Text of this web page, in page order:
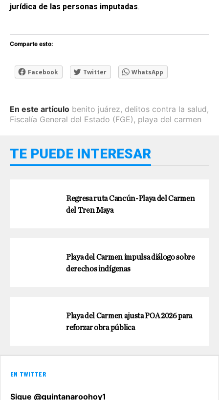
jurídica de las personas imputadas.
Comparte esto:
Facebook Twitter WhatsApp
En este artículo benito juárez, delitos contra la salud,
Fiscalía General del Estado (FGE) , playa del carmen
TE PUEDE INTERESAR
Regresa ruta Cancún-Playa del Carmen
del Tren Maya
Playa del Carmen impulsa diálogo sobre
derechos indígenas
Playa del Carmen ajusta POA 2026 para
reforzar obra pública
EN TWITTER
Sigue @quintanaroohoy1